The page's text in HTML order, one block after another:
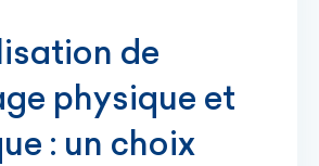
de
physique et
: un choix